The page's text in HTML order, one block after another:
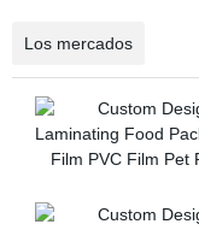
Los mercados